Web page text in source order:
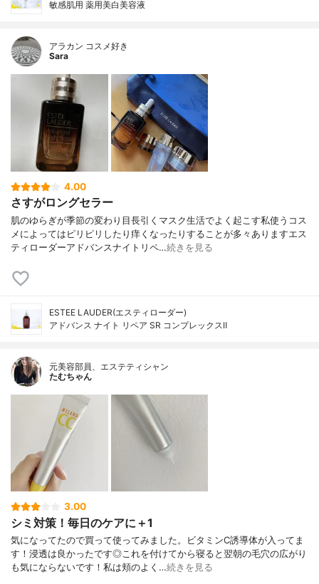
敏感肌用 薬用美白美容液
アラカン コスメ好き
Sara
4.00
さすがロングセラー
肌のゆらぎが季節の変わり目長引くマスク生活でよく起こす私使うコス
メによってはピリピリしたり痒くなったりすることが多々ありますエス
ティローダーアドバンスナイトリペ…続きを見る
ESTEE LAUDER(エスティローダー)
アドバンス ナイト リペア SR コンプレックスⅡ
元美容部員、エステティシャン
たむちゃん
3.00
シミ対策！毎日のケアに＋1
気になってたので買って使ってみました。ビタミンC誘導体が入ってま
す！浸透は良かったです◎これを付けてから寝ると翌朝の毛穴の広がり
も気にならないです！私は頬のよく…続きを見る